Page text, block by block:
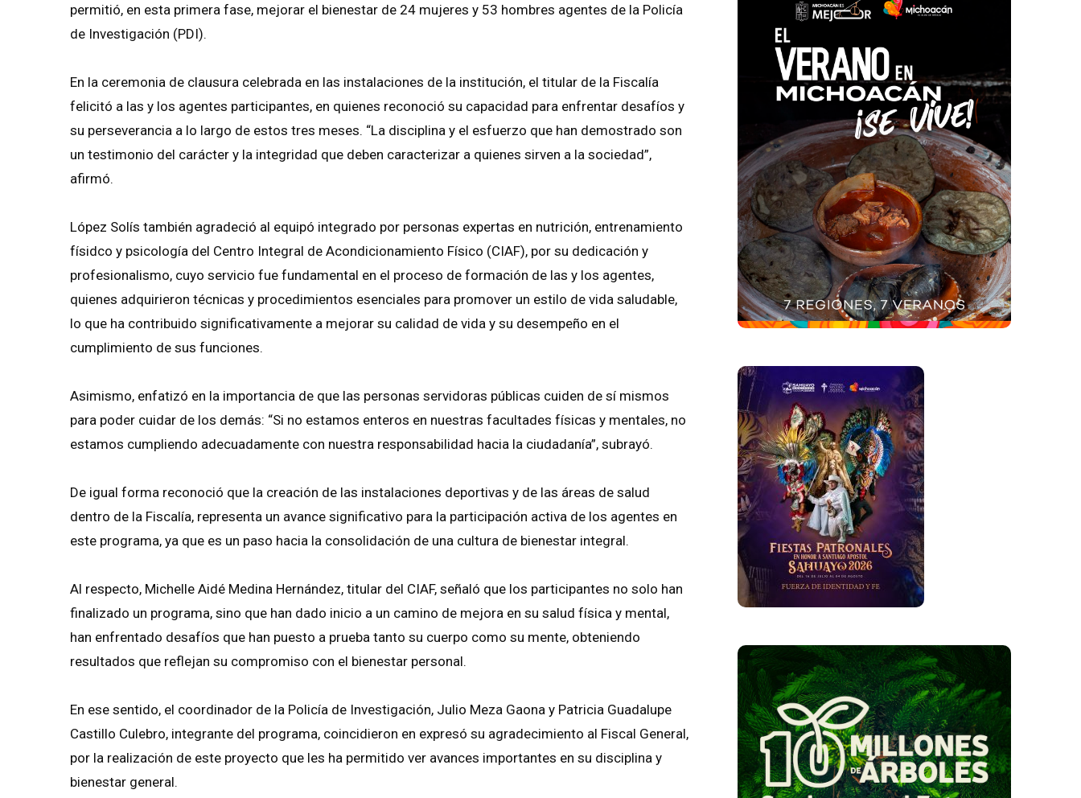
permitió, en esta primera fase, mejorar el bienestar de 24 mujeres y 53 hombres agentes de la Policía
de Investigación (PDI).
En la ceremonia de clausura celebrada en las instalaciones de la institución, el titular de la Fiscalía
felicitó a las y los agentes participantes, en quienes reconoció su capacidad para enfrentar desafíos y
su perseverancia a lo largo de estos tres meses. “La disciplina y el esfuerzo que han demostrado son
un testimonio del carácter y la integridad que deben caracterizar a quienes sirven a la sociedad”,
afirmó.
López Solís también agradeció al equipó integrado por personas expertas en nutrición, entrenamiento
físidco y psicología del Centro Integral de Acondicionamiento Físico (CIAF), por su dedicación y
profesionalismo, cuyo servicio fue fundamental en el proceso de formación de las y los agentes,
quienes adquirieron técnicas y procedimientos esenciales para promover un estilo de vida saludable,
lo que ha contribuido significativamente a mejorar su calidad de vida y su desempeño en el
cumplimiento de sus funciones.
Asimismo, enfatizó en la importancia de que las personas servidoras públicas cuiden de sí mismos
para poder cuidar de los demás: “Si no estamos enteros en nuestras facultades físicas y mentales, no
estamos cumpliendo adecuadamente con nuestra responsabilidad hacia la ciudadanía”, subrayó.
De igual forma reconoció que la creación de las instalaciones deportivas y de las áreas de salud
dentro de la Fiscalía, representa un avance significativo para la participación activa de los agentes en
este programa, ya que es un paso hacia la consolidación de una cultura de bienestar integral.
Al respecto, Michelle Aidé Medina Hernández, titular del CIAF, señaló que los participantes no solo han
finalizado un programa, sino que han dado inicio a un camino de mejora en su salud física y mental,
han enfrentado desafíos que han puesto a prueba tanto su cuerpo como su mente, obteniendo
resultados que reflejan su compromiso con el bienestar personal.
En ese sentido, el coordinador de la Policía de Investigación, Julio Meza Gaona y Patricia Guadalupe
Castillo Culebro, integrante del programa, coincidieron en expresó su agradecimiento al Fiscal General,
por la realización de este proyecto que les ha permitido ver avances importantes en su disciplina y
bienestar general.